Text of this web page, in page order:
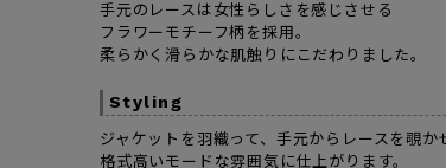
手元のレースは女性らしさを感じさせる
フラワーモチーフ柄を採用。
柔らかく滑らかな肌触りにこだわりました。
Styling
ジャケットを羽織って、手元からレースを覗か
格式高いモードな雰囲気に仕上がります。